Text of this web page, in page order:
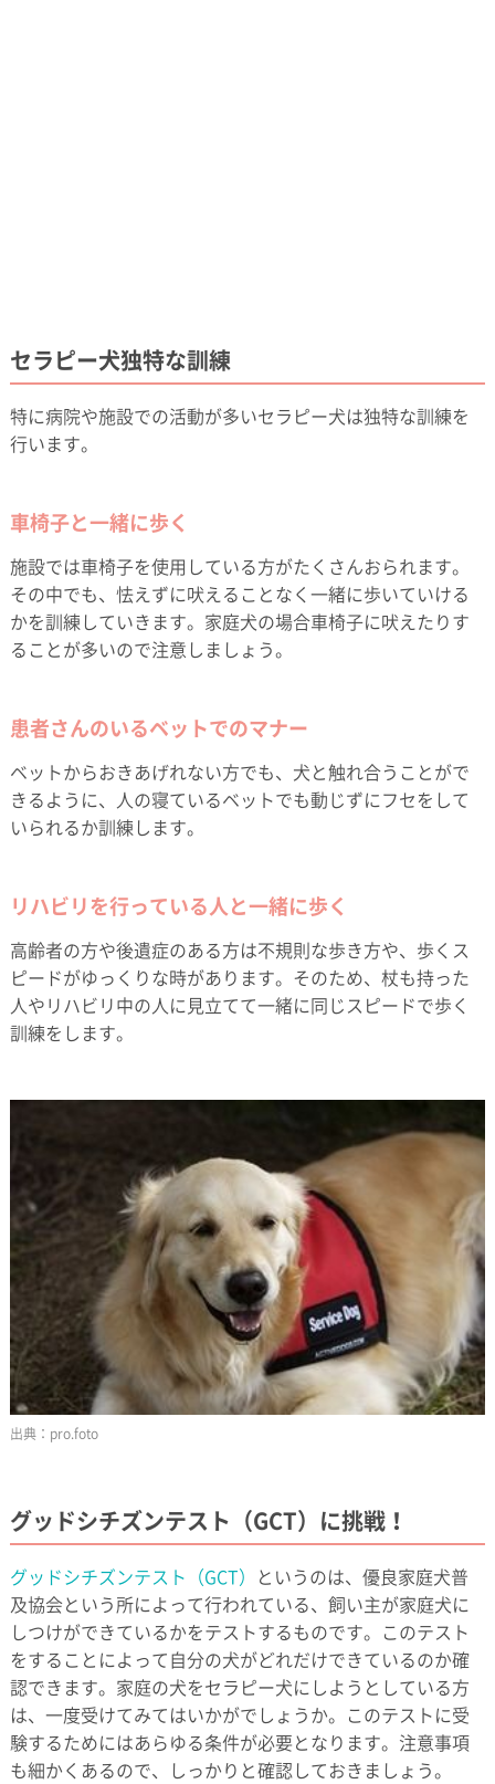
セラピー犬独特な訓練
特に病院や施設での活動が多いセラピー犬は独特な訓練を
行います。
車椅子と一緒に歩く
施設では車椅子を使用している方がたくさんおられます。
その中でも、怯えずに吠えることなく一緒に歩いていける
かを訓練していきます。家庭犬の場合車椅子に吠えたりす
ることが多いので注意しましょう。
患者さんのいるベットでのマナー
ベットからおきあげれない方でも、犬と触れ合うことがで
きるように、人の寝ているベットでも動じずにフセをして
いられるか訓練します。
リハビリを行っている人と一緒に歩く
高齢者の方や後遺症のある方は不規則な歩き方や、歩くス
ピードがゆっくりな時があります。そのため、杖も持った
人やリハビリ中の人に見立てて一緒に同じスピードで歩く
訓練をします。
pro.foto
グッドシチズンテスト（GCT）に挑戦！
グッドシチズンテスト（GCT） というのは、優良家庭犬普
及協会という所によって行われている、飼い主が家庭犬に
しつけができているかをテストするものです。このテスト
をすることによって自分の犬がどれだけできているのか確
認できます。家庭の犬をセラピー犬にしようとしている方
は、一度受けてみてはいかがでしょうか。このテストに受
験するためにはあらゆる条件が必要となります。注意事項
も細かくあるので、しっかりと確認しておきましょう。